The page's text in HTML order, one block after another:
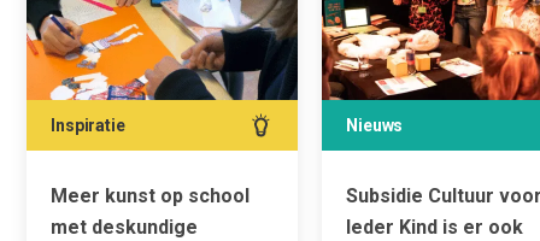
Inspiratie
Meer kunst op school
met deskundige
Nieuws
Subsidie Cultuur
Ieder Kind is er ook